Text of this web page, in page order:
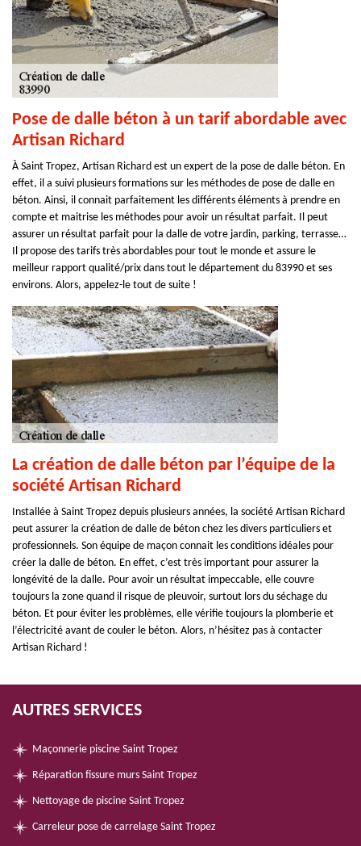
Pose de dalle béton à un tarif abordable avec
Artisan Richard
À Saint Tropez, Artisan Richard est un expert de la pose de dalle béton. En
effet, il a suivi plusieurs formations sur les méthodes de pose de dalle en
béton. Ainsi, il connait parfaitement les différents éléments à prendre en
compte et maitrise les méthodes pour avoir un résultat parfait. Il peut
assurer un résultat parfait pour la dalle de votre jardin, parking, terrasse…
Il propose des tarifs très abordables pour tout le monde et assure le
meilleur rapport qualité/prix dans tout le département du 83990 et ses
environs. Alors, appelez-le tout de suite !
La création de dalle béton par l’équipe de la
société Artisan Richard
Installée à Saint Tropez depuis plusieurs années, la société Artisan Richard
peut assurer la création de dalle de béton chez les divers particuliers et
professionnels. Son équipe de maçon connait les conditions idéales pour
créer la dalle de béton. En effet, c’est très important pour assurer la
longévité de la dalle. Pour avoir un résultat impeccable, elle couvre
toujours la zone quand il risque de pleuvoir, surtout lors du séchage du
béton. Et pour éviter les problèmes, elle vérifie toujours la plomberie et
l’électricité avant de couler le béton. Alors, n’hésitez pas à contacter
Artisan Richard !
AUTRES SERVICES
Maçonnerie piscine Saint Tropez
Réparation fissure murs Saint Tropez
Nettoyage de piscine Saint Tropez
Carreleur pose de carrelage Saint Tropez